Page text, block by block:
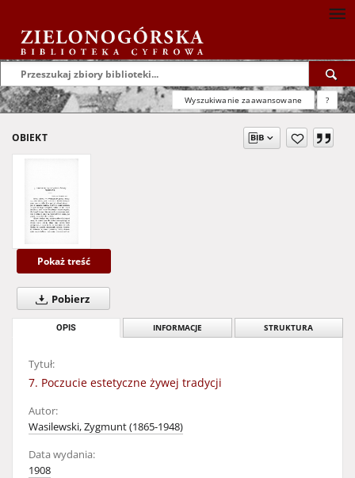
Wyszukiwanie zaawansowane ?
OBIEKT
Pokaż treść
Pobierz
OPIS INFORMACJE STRUKTURA
Tytuł:
7. Poczucie estetyczne żywej tradycji
Autor:
Wasilewski, Zygmunt (1865-1948)
Data wydania:
1908